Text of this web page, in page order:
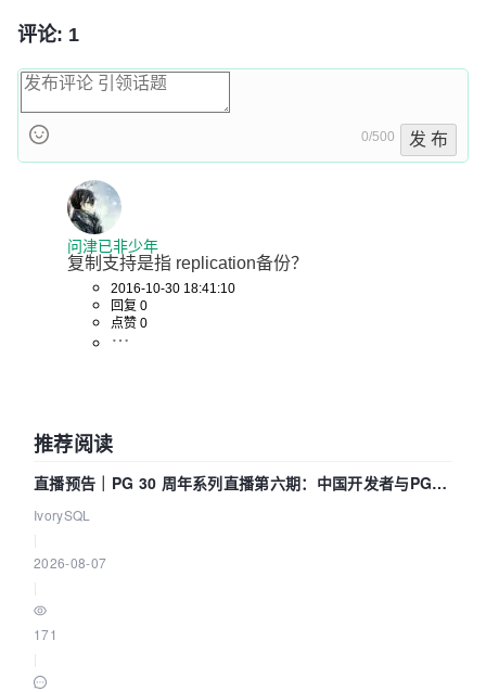
评论: 1
0/500 发 布
问津已非少年
复制支持是指 replication备份？
2016-10-30 18:41:10
回复 0
点赞 0
推荐阅读
直播预告｜PG 30 周年系列直播第六期：中国开发者与PG内
核——我们改得动吗？我们贡献了什么？
IvorySQL
2026-08-07
171